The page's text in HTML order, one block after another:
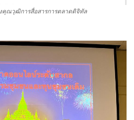
คุณวุฒิการสื่อสารการตลาดดิจิทัล